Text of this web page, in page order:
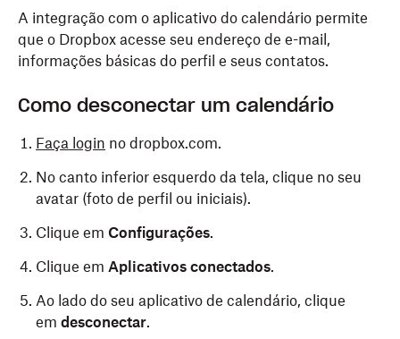
A integração com o aplicativo do calendário permite
que o Dropbox acesse seu endereço de e-mail,
informações básicas do perfil e seus contatos.
Como desconectar um calendário
Faça login no dropbox.com.
No canto inferior esquerdo da tela, clique no seu
avatar (foto de perfil ou iniciais).
Clique em Configurações.
Clique em Aplicativos conectados.
Ao lado do seu aplicativo de calendário, clique
em desconectar.